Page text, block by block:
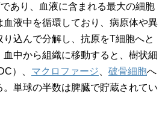
あり、血液に含まれる最大の細胞
血液中を循環しており、病原体や異
込んで分解し、抗原をT細胞へと
中から組織に移動すると、樹状細
）、 マクロファージ 破骨細胞へ
単球の半数は脾臓で貯蔵されてい